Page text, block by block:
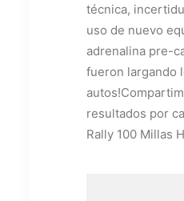
técnica,
uso de nuevo
adrenalina pre-
fueron largando
resultados por
Rally 100 Millas